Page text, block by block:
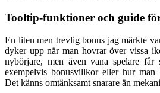
Tooltip-funktioner och guide
En liten men trevlig bonus jag märkte
dyker upp när man hovrar över vissa
nybörjare, men även vana spelare
exempelvis bonusvillkor eller hur man
Det känns omtänksamt snarare än